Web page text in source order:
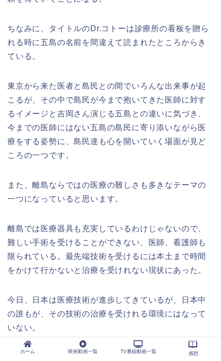
ちなみに、タイトルのDr.コトーは診療所の看板を贈ら
れる時に五島の名前を間違えて読まれたところからき
ている。
東京から来た医者と島民との間でいろんな出来事が起
こるが、その中で島民が今まで抱いてきた医師に対す
るイメージと吉岡さん演じる五島との違いに気づき、
今までの医師にはない五島の島民に寄り添いながら医
療をする姿勢に、島民達も心を開いていく場面が見ど
ころの一つです。
また、離島ならではの医療の難しさも多きなテーマの
一つになっていると思います。
離島では医療器具も充実しているわけじゃないので、
難しい手術を受けることができない、医師、看護師も
限られている。最先端技術を受けるには本土まで時間
をかけて行かないと治療を受けれない現状にあった。
今日、日本は医療技術が進歩してきているが、日本中
の誰もが、その技術の治療を受けれる環境にはなって
いない。
医師不足も問題になっている。そんな医療の問題点を
ホーム 映画動画一覧 TV番組動画一覧 感想